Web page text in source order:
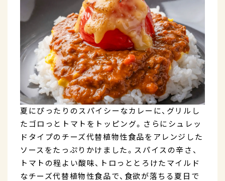
夏にぴったりのスパイシーなカレーに、グリルし
たゴロっとトマトをトッピング。さらにシュレッ
ドタイプのチーズ代替植物性食品をアレンジした
ソースをたっぷりかけました。スパイスの辛さ、
トマトの程よい酸味、トロっととろけたマイルド
なチーズ代替植物性食品で、食欲が落ちる夏日で